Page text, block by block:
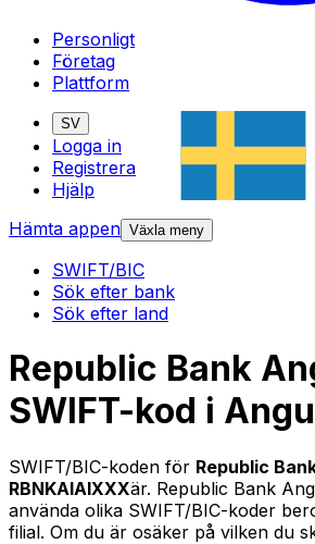
Personligt
Företag
Plattform
SV
Logga in
Registrera
Hjälp
Hämta appen Växla meny
SWIFT/BIC
Sök efter bank
Sök efter land
Republic Bank
SWIFT-kod i
SWIFT/BIC-koden för Republic
RBNKAIAIXXXär. Republic Bank
använda olika SWIFT/BIC-koder
filial. Om du är osäker på vilken du